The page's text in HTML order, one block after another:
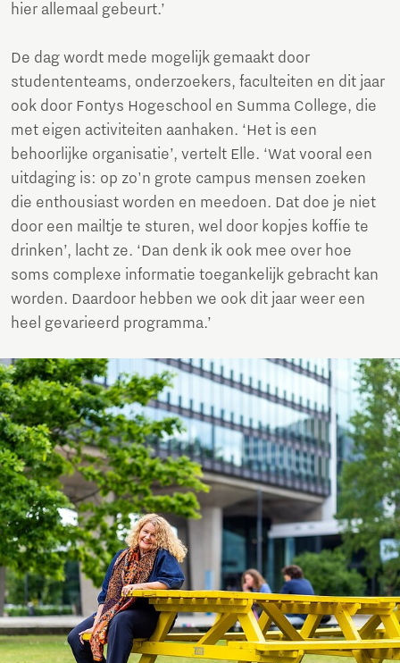
hier allemaal gebeurt.’
De dag wordt mede mogelijk gemaakt door
studententeams, onderzoekers, faculteiten en dit jaar
ook door Fontys Hogeschool en Summa College, die
met eigen activiteiten aanhaken. ‘Het is een
behoorlijke organisatie’, vertelt Elle. ‘Wat vooral een
uitdaging is: op zo'n grote campus mensen zoeken
die enthousiast worden en meedoen. Dat doe je niet
door een mailtje te sturen, wel door kopjes koffie te
drinken’, lacht ze. ‘Dan denk ik ook mee over hoe
soms complexe informatie toegankelijk gebracht kan
worden. Daardoor hebben we ook dit jaar weer een
heel gevarieerd programma.’